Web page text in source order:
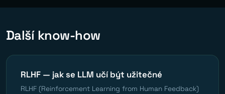
Další know-how
RLHF — jak se LLM učí být užitečné
RLHF (Reinforcement Learning from Human Feedback)